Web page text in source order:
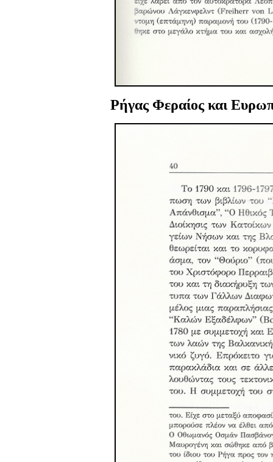
Ρήγας Φεραίος και